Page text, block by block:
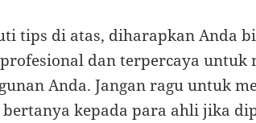
tips di atas, diharapkan Anda
dan terpercaya untuk
Anda. Jangan ragu untuk
kepada para ahli jika